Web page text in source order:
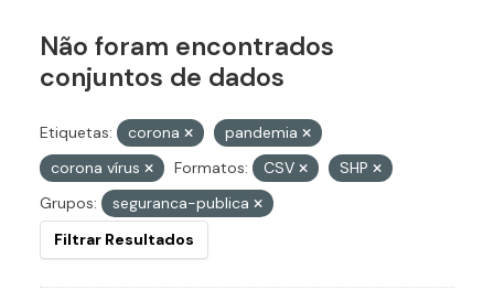
Não foram encontrados
conjuntos de dados
Etiquetas: corona
pandemia
corona vírus
Formatos: CSV
SHP
Grupos:
seguranca-publica
Filtrar Resultados